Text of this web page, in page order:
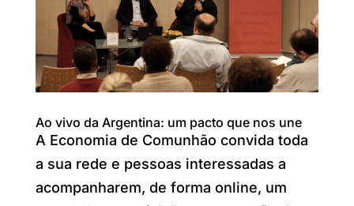
Ao vivo da Argentina: um pacto que nos une
A Economia de Comunhão convida toda
a sua rede e pessoas interessadas a
acompanharem, de forma online, um